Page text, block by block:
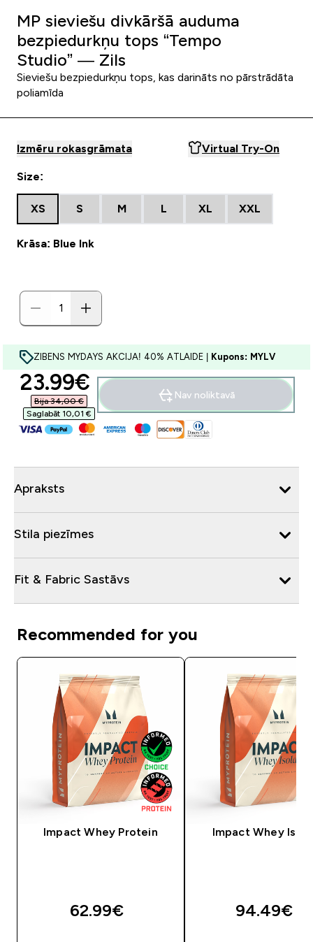
MP sieviešu divkāršā auduma
bezpiedurkņu tops “Tempo
Studio” — Zils
Sieviešu bezpiedurkņu tops, kas darināts no pārstrādāta
poliamīda
Izmēru rokasgrāmata Virtual Try-On
Size:
XS S M L XL XXL
Krāsa: Blue Ink
ZIBENS MYDAYS AKCIJA! 40% ATLAIDE | Kupons: MYLV
discounted price
23.99€‎
Bija 34,00 €‎
Saglabāt 10,01 €‎
Nav noliktavā
Apraksts
Stila piezīmes
Fit & Fabric Sastāvs
Recommended for you
Impact Whey Protein
62.99€‎
Impact Whey
94.49€‎